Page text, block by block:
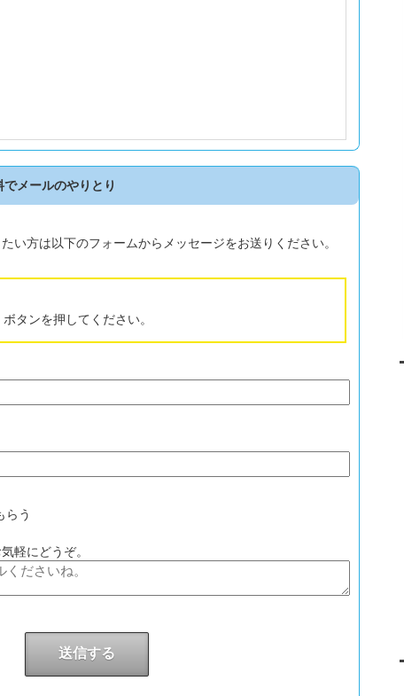
メールのやりとり
い方は以下のフォームからメッセージをお送りください。
タンを押してください。
らう
軽にどうぞ。